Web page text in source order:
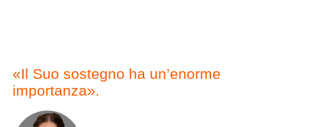
«Il Suo sostegno ha un’enorme
importanza».